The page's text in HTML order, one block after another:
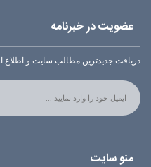
عضویت در خبرنامه
دریافت جدیدترین مطالب سایت و اطلاع
منو سایت